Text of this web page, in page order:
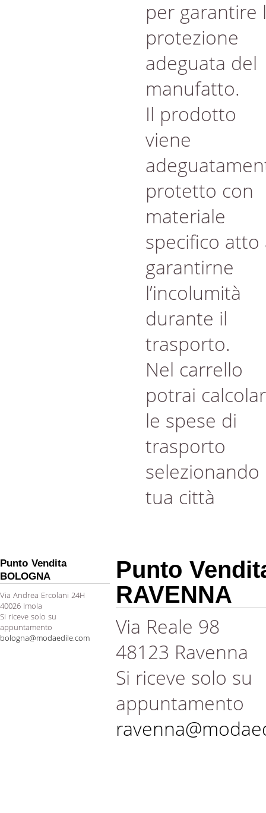
per garantire
protezione
adeguata del
manufatto.
Il prodotto
viene
protetto con
materiale
specifico atto
garantirne
l’incolumità
durante il
trasporto.
Nel carrello
potrai
le spese di
trasporto
selezionando
tua città
Punto Vendita
BOLOGNA
Via Andrea Ercolani 24H
40026 Imola
Si riceve solo su
appuntamento
bologna@modaedile.com
Punto
RAVENNA
Via Reale 98
48123 Ravenna
Si riceve solo su
appuntamento